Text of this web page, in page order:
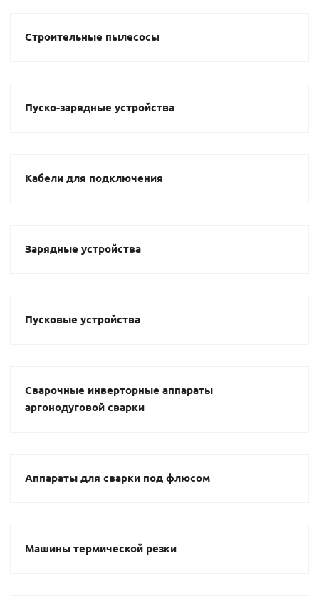
Строительные пылесосы
Пуско-зарядные устройства
Кабели для подключения
Зарядные устройства
Пусковые устройства
Сварочные инверторные аппараты
аргонодуговой сварки
Аппараты для сварки под флюсом
Машины термической резки